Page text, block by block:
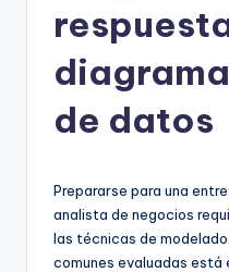
si
de datos
Prepararse para una
analista de negocios
las técnicas de
comunes evaluadas está